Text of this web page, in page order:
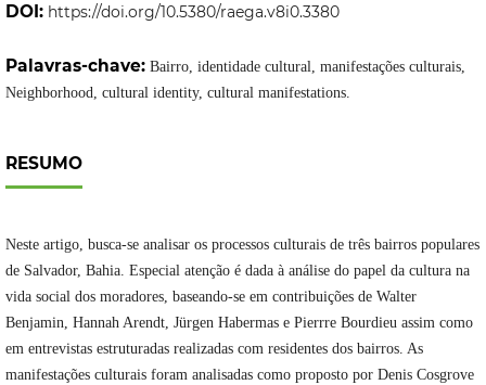
DOI: https://doi.org/10.5380/raega.v8i0.3380
Palavras-chave: Bairro, identidade cultural, manifestações culturais,
Neighborhood, cultural identity, cultural manifestations.
RESUMO
Neste artigo, busca-se analisar os processos culturais de três bairros populares
de Salvador, Bahia. Especial atenção é dada à análise do papel da cultura na
vida social dos moradores, baseando-se em contribuições de Walter
Benjamin, Hannah Arendt, Jürgen Habermas e Pierrre Bourdieu assim como
em entrevistas estruturadas realizadas com residentes dos bairros. As
manifestações culturais foram analisadas como proposto por Denis Cosgrove